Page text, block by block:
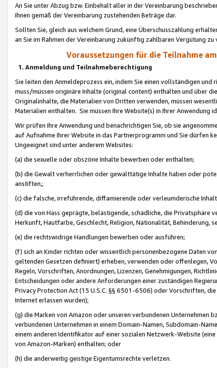
An Sie unter Abzug bzw. Einbehalt aller in der Vereinbarung
Ihnen gemäß der Vereinbarung zustehenden Beträge dar.
Sollten Sie, gleich aus welchem Grund, eine Überschusszahlung
an Sie im Rahmen der Vereinbarung zukünftig zahlbaren Vergütung zu
Voraussetzungen für die Teilnahme
1. Anmeldung und Teilnahmeberechtigung
Sie leiten den Anmeldeprozess ein, indem Sie einen vollständigen
muss/müssen originäre Inhalte (original content) enthalten und über
Originalinhalte, die Materialien von Dritten verwenden, müssen
Materialien enthalten. Sie müssen Ihre Website(s) in Ihrer Anwendung
Wir prüfen Ihre Anwendung und benachrichtigen Sie, ob sie
auf Aufnahme Ihrer Website in das Partnerprogramm und Sie dürfen
Ungeeignet sind unter anderem Websites:
(a) die sexuelle oder obszöne Inhalte bewerben oder enthalten;
(b) die Gewalt verherrlichen oder gewalttätige Inhalte haben oder
anstiften,;
(c) die falsche, irreführende, diffamierende oder verleumderische
(d) die von Hass geprägte, belästigende, schädliche, die Privatsphäre
Herkunft, Hautfarbe, Geschlecht, Religion, Nationalität, Behinderung,
(e) die rechtswidrige Handlungen bewerben oder ausführen;
(f) sich an Kinder richten oder wissentlich personenbezogene Daten
geltenden Gesetzen definiert) erheben, verwenden oder offenlegen,
Regeln, Vorschriften, Anordnungen, Lizenzen, Genehmigungen,
Entscheidungen oder andere Anforderungen einer zuständigen
Privacy Protection Act (15 U.S.C. §§ 6501-6506) oder Vorschriften,
Internet erlassen wurden);
(g) die Marken von Amazon oder unseren verbundenen Unternehmen
verbundenen Unternehmen in einem Domain-Namen, Subdomain-
einem anderen Identifikator auf einer sozialen Netzwerk-Website
von Amazon-Marken) enthalten; oder
(h) die anderweitig geistige Eigentumsrechte verletzen.